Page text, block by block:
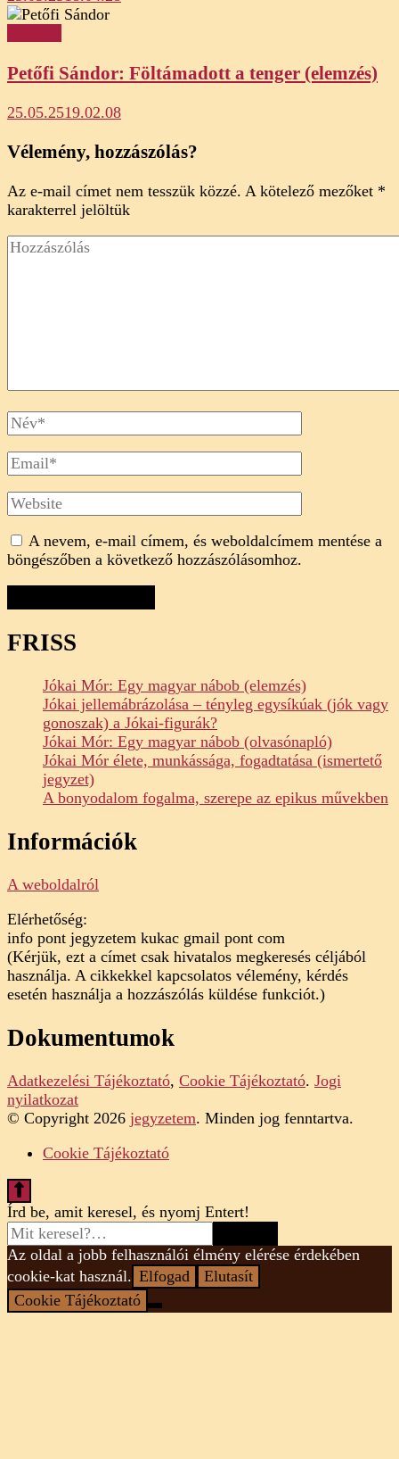
Petőfi Sándor: Föltámadott a tenger (elemzés)
25.05.2519.02.08
Vélemény, hozzászólás?
Az e-mail címet nem tesszük közzé. A kötelező mezőket *
karakterrel jelöltük
Hozzászólás
Full
Name
Email
Website
A nevem, e-mail címem, és weboldalcímem mentése a
böngészőben a következő hozzászólásomhoz.
FRISS
Jókai Mór: Egy magyar nábob (elemzés)
Jókai jellemábrázolása – tényleg egysíkúak (jók vagy
gonoszak) a Jókai-figurák?
Jókai Mór: Egy magyar nábob (olvasónapló)
Jókai Mór élete, munkássága, fogadtatása (ismertető
jegyzet)
A bonyodalom fogalma, szerepe az epikus művekben
Információk
A weboldalról
Elérhetőség:
info pont jegyzetem kukac gmail pont com
(Kérjük, ezt a címet csak hivatalos megkeresés céljából
használja. A cikkekkel kapcsolatos vélemény, kérdés
esetén használja a hozzászólás küldése funkciót.)
Dokumentumok
Adatkezelési Tájékoztató, Cookie Tájékoztató. Jogi
nyilatkozat
© Copyright 2026 jegyzetem. Minden jog fenntartva.
Cookie Tájékoztató
Looking
for
Something?
Írd be, amit keresel, és nyomj Entert!
Az oldal a jobb felhasználói élmény elérése érdekében
cookie-kat használ. Elfogad
Elutasít
Cookie Tájékoztató